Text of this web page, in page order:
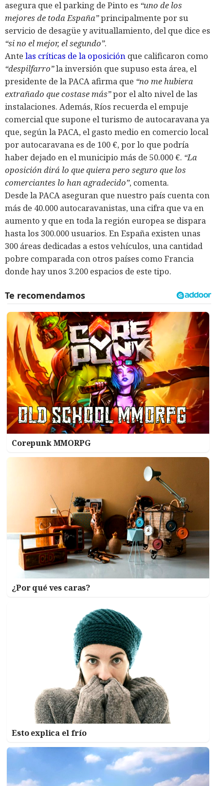
asegura que el parking de Pinto es “uno de los
mejores de toda España”principalmente por su
servicio de desagüe y avituallamiento, del que dice es
“si no el mejor, el segundo”.
Ante las críticas de la oposición que calificaron como
“despilfarro”la inversión que supuso esta área, el
presidente de la PACA afirma que “no me hubiera
extrañado que costase más”por el alto nivel de las
instalaciones. Además, Ríos recuerda el empuje
comercial que supone el turismo de autocaravana ya
que, según la PACA, el gasto medio en comercio local
por autocaravana es de 100 €, por lo que podría
haber dejado en el municipio más de 50.000 €. “La
oposición dirá lo que quiera pero seguro que los
comerciantes lo han agradecido”, comenta.
Desde la PACA aseguran que nuestro país cuenta con
más de 40.000 autocaravanistas, una cifra que va en
aumento y que en toda la región europea se dispara
hasta los 300.000 usuarios. En España existen unas
300 áreas dedicadas a estos vehículos, una cantidad
pobre comparada con otros países como Francia
donde hay unos 3.200 espacios de este tipo.
Corepunk MMORPG
¿Por qué ves caras?
Esto explica el frío